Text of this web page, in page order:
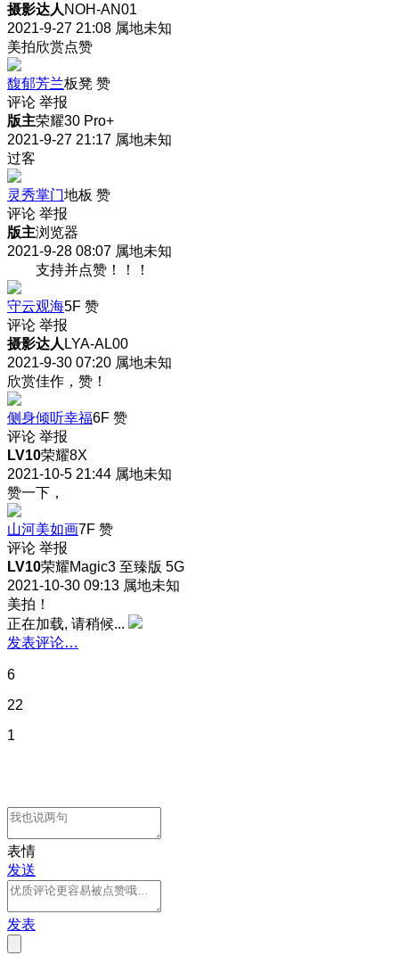
摄影达人 NOH-AN01
2021-9-27 21:08 属地未知
美拍欣赏点赞
馥郁芳兰板凳 赞
评论 举报
版主荣耀30 Pro+
2021-9-27 21:17 属地未知
过客
灵秀掌门地板 赞
评论 举报
版主浏览器
2021-9-28 08:07 属地未知
支持并点赞！！！
守云观海5F 赞
评论 举报
摄影达人 LYA-AL00
2021-9-30 07:20 属地未知
欣赏佳作，赞！
侧身倾听幸福6F 赞
评论 举报
LV10荣耀8X
2021-10-5 21:44 属地未知
赞一下，
山河美如画7F 赞
评论 举报
LV10荣耀Magic3 至臻版 5G
2021-10-30 09:13 属地未知
美拍！
正在加载, 请稍候...
发表评论…
6
22
1
表情
发送
发表